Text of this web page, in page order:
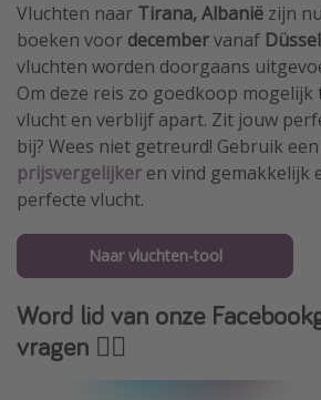
Vluchten naar Tirana, Albanië zijn
boeken voor decembervanaf
vluchten worden doorgaans
Om deze reis zo goedkoop mogelijk
vlucht en verblijf apart. Zit jouw
bij? Wees niet getreurd! Gebruik een
prijsvergelijker en vind gemakkelijk
perfecte vlucht.
Naar vluchten-tool
Word lid van onze
vragen 👇🏻